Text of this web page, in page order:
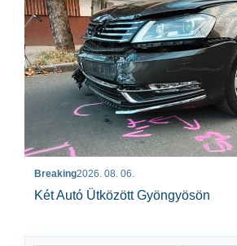
Breaking2026. 08. 06.
Két Autó Ütközött Gyöngyösön